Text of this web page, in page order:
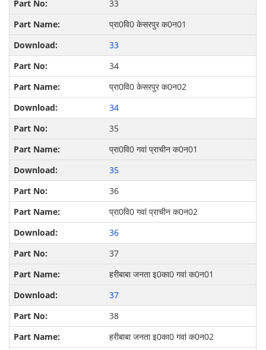
33
प्रा0वि0 केसरपुर क0न01
33
34
प्रा0वि0 केसरपुर क0न02
34
35
प्रा0वि0 गवां प्राचीन क0न01
35
36
प्रा0वि0 गवां प्राचीन क0न02
36
37
हरीबाबा जनता इ0‍का0 गवां क0न01
37
38
हरीबाबा जनता इ0‍का0 गवां क0न02